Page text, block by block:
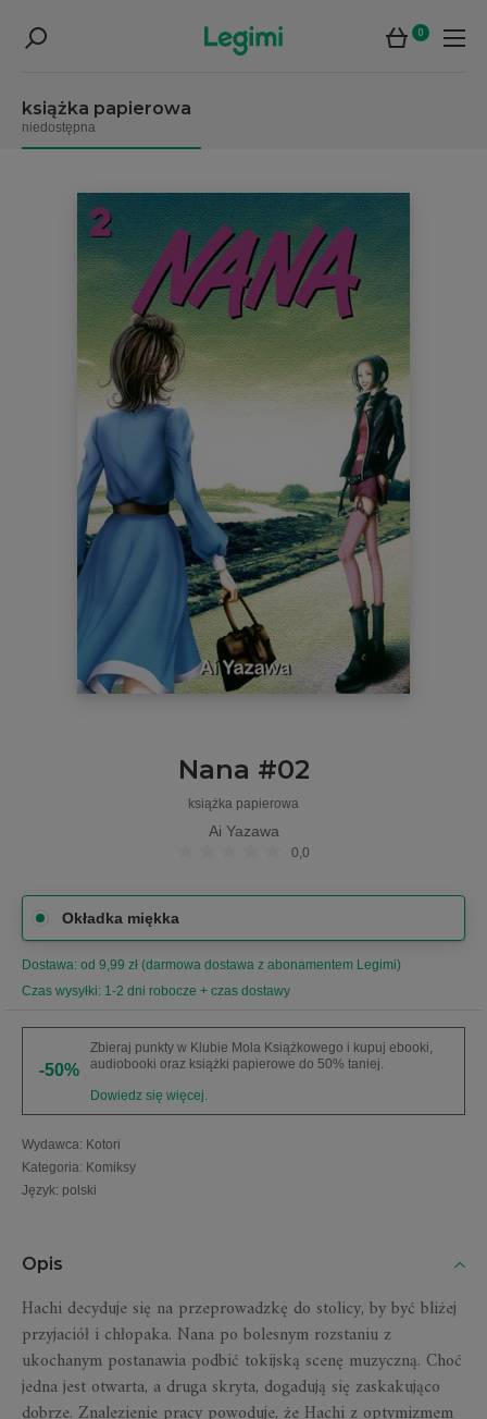
0
książka papierowa
niedostępna
Nana #02
książka papierowa
Ai Yazawa
0,0
Okładka miękka
Dostawa: od 9,99 zł (darmowa dostawa z abonamentem Legimi)
Czas wysyłki: 1-2 dni robocze + czas dostawy
-50%
Zbieraj punkty w Klubie Mola Książkowego i kupuj ebooki,
audiobooki oraz książki papierowe do 50% taniej.
Dowiedz się więcej.
Wydawca: Kotori
Kategoria: Komiksy
Język: polski
Opis
Hachi decyduje się na przeprowadzkę do stolicy, by być bliżej
przyjaciół i chłopaka. Nana po bolesnym rozstaniu z
ukochanym postanawia podbić tokijską scenę muzyczną. Choć
jedna jest otwarta, a druga skryta, dogadują się zaskakująco